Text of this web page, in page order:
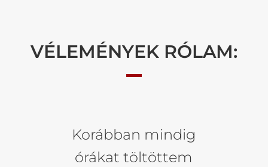
VÉLEMÉNYEK RÓLAM:
Korábban mindig
órákat töltöttem